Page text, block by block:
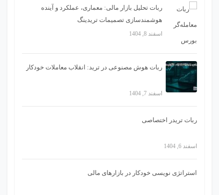
ربات تحلیل بازار مالی: معماری، عملکرد و آینده
هوشمندسازی تصمیمات تریدینگ
اسفند 8, 1404
ربات هوش مصنوعی در ترید: انقلاب معاملات خودکار
اسفند 7, 1404
ربات تریدر اختصاصی
اسفند 6, 1404
استراتژی‌ نویسی خودکار در بازارهای مالی